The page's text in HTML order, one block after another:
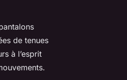
de tenues
à l’esprit